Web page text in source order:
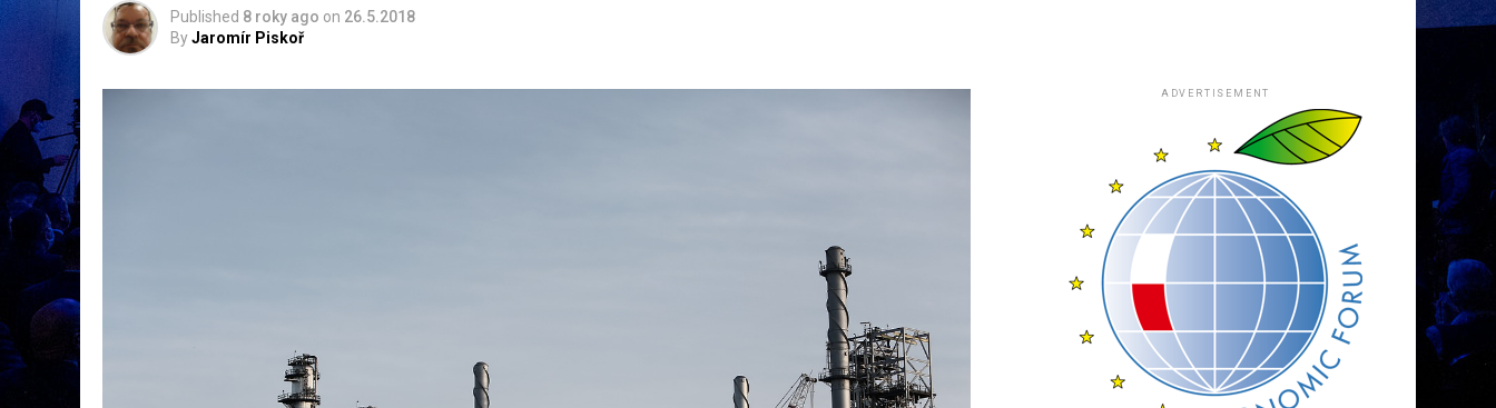
Published 8 roky ago on 26.5.2018
ByJaromír Piskoř
ADVERTISEMENT